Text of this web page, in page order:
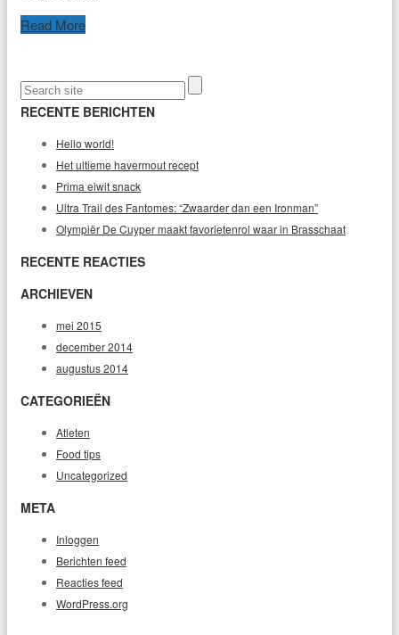
Read More
RECENTE BERICHTEN
Hello world!
Het ultieme havermout recept
Prima eiwit snack
Ultra Trail des Fantomes: “Zwaarder dan een Ironman”
Olympiër De Cuyper maakt favorietenrol waar in Brasschaat
RECENTE REACTIES
ARCHIEVEN
mei 2015
december 2014
augustus 2014
CATEGORIEËN
Atleten
Food tips
Uncategorized
META
Inloggen
Berichten feed
Reacties feed
WordPress.org